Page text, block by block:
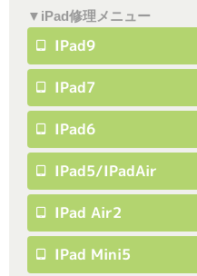
▼iPad修理メニュー
IPad9
IPad7
IPad6
IPad5/iPadAir
IPad Air2
IPad Mini5